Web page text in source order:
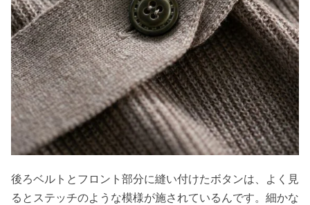
後ろベルトとフロント部分に縫い付けたボタンは、よく見
るとステッチのような模様が施されているんです。細かな